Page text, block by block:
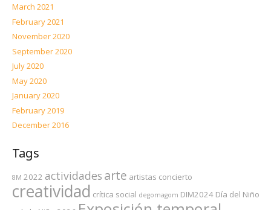
March 2021
February 2021
November 2020
September 2020
July 2020
May 2020
January 2020
February 2019
December 2016
Tags
8M 2022 actividades arte artistas concierto
creatividad crítica social degomagom DIM2024 Día del Niño